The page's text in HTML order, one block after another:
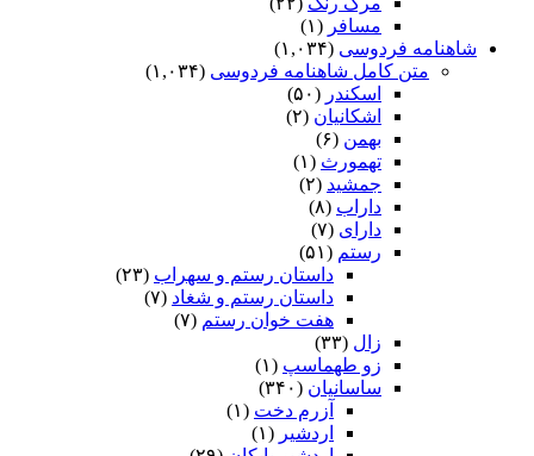
مسافر (۱)
شاهنامه فردوسی (۱,۰۳۴)
متن کامل شاهنامه فردوسی (۱,۰۳۴)
اسکندر (۵۰)
اشکانیان (۲)
بهمن (۶)
تهمورث (۱)
جمشید (۲)
داراب (۸)
دارای (۷)
رستم (۵۱)
داستان رستم و سهراب (۲۳)
داستان رستم و شغاد (۷)
هفت خوان رستم‏ (۷)
زال (۳۳)
زو طهماسپ‏ (۱)
ساسانیان (۳۴۰)
آزرم دخت (۱)
اردشیر (۱)